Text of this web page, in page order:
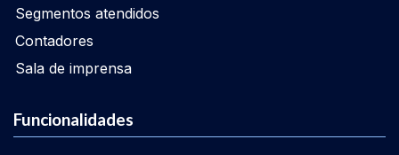
Segmentos atendidos
Contadores
Sala de imprensa
Funcionalidades